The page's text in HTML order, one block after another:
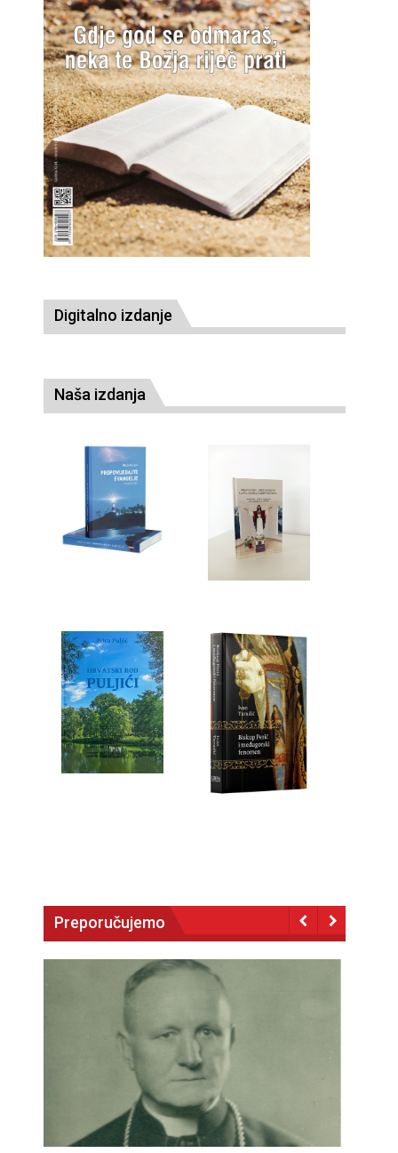
Digitalno izdanje
Naša izdanja
Preporučujemo